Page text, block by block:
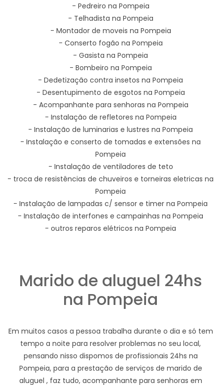
- Pedreiro na Pompeia
- Telhadista na Pompeia
- Montador de moveis na Pompeia
- Conserto fogão na Pompeia
- Gasista na Pompeia
- Bombeiro na Pompeia
- Dedetização contra insetos na Pompeia
- Desentupimento de esgotos na Pompeia
- Acompanhante para senhoras na Pompeia
- Instalação de refletores na Pompeia
- Instalação de luminarias e lustres na Pompeia
- Instalação e conserto de tomadas e extensões na
Pompeia
- Instalação de ventiladores de teto
- troca de resistências de chuveiros e torneiras eletricas na
Pompeia
- Instalação de lampadas c/ sensor e timer na Pompeia
- Instalação de interfones e campainhas na Pompeia
- outros reparos elétricos na Pompeia
Marido de aluguel 24hs
na Pompeia
Em muitos casos a pessoa trabalha durante o dia e só tem
tempo a noite para resolver problemas no seu local,
pensando nisso dispomos de profissionais 24hs na
Pompeia, para a prestação de serviços de marido de
aluguel , faz tudo, acompanhante para senhoras em